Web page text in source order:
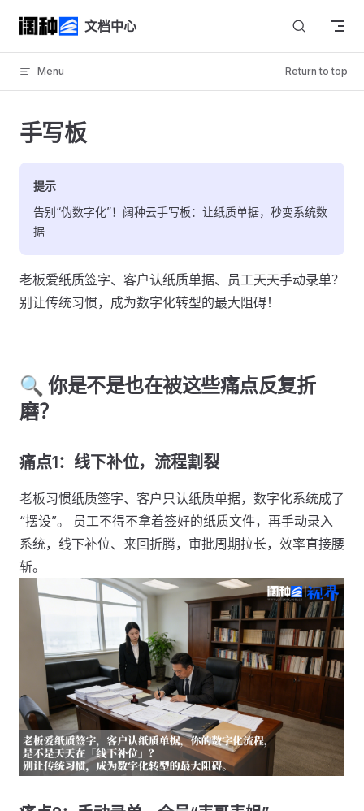
Skip to content文档中心
Menu Return to top
手写板
提示
告别“伪数字化”！阔种云手写板：让纸质单据，秒变系统数
据
老板爱纸质签字、客户认纸质单据、员工天天手动录单？
别让传统习惯，成为数字化转型的最大阻碍！
🔍 你是不是也在被这些痛点反复折
磨？
痛点1：线下补位，流程割裂
老板习惯纸质签字、客户只认纸质单据，数字化系统成了
“摆设”。 员工不得不拿着签好的纸质文件，再手动录入
系统，线下补位、来回折腾，审批周期拉长，效率直接腰
斩。